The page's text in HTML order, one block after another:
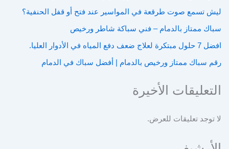
ليش تسمع صوت طرقعة في المواسير عند فتح أو قفل الحنفية؟
سباك ممتاز بالدمام – فني سباكة شاطر ورخيص
افضل 7 حلول مبتكرة لعلاج ضعف دفع المياه في الأدوار العليا.
رقم سباك ممتاز ورخيص بالدمام | أفضل سباك في الدمام
التعليقات الأخيرة
لا توجد تعليقات للعرض.